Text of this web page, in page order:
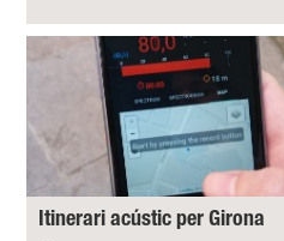
Itinerari acústic per Girona